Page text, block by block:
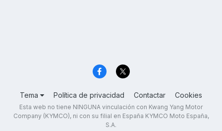
Tema Política de privacidad Contactar Cookies
Esta web no tiene NINGUNA vinculación con Kwang Yang Motor
Company (KYMCO), ni con su filial en España KYMCO Moto España,
S.A.